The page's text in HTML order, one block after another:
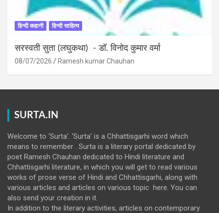
हिन्दी कहानी हिन्दी साहित्य
सरस्वती सुता (लघुकथा) ​- डॉ. विनोद कुमार वर्मा
08/07/2026 Ramesh kumar Chauhan
SURTA.IN
Welcome to ‘Surta’. ‘Surta’ is a Chhattisgarhi word which
means to remember . Surta is a literary portal dedicated by
poet Ramesh Chauhan dedicated to Hindi literature and
Chhattisgarhi literature, in which you will get to read various
works of prose verse of Hindi and Chhattisgarhi, along with
various articles and articles on various topic here. You can
also send your creation in it.
In addition to the literary activities, articles on contemporary